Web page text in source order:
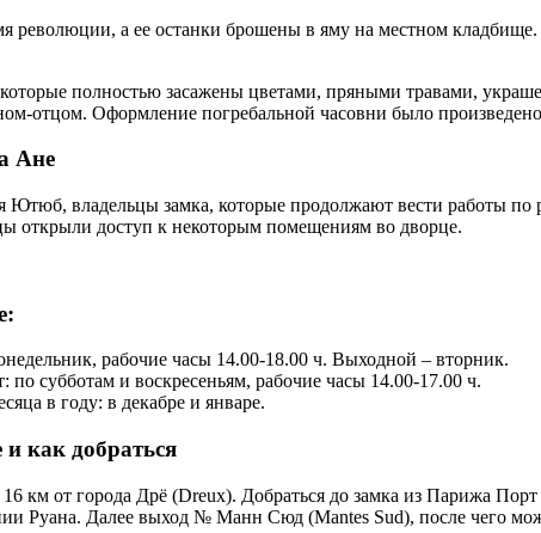
революции, а ее останки брошены в яму на местном
полностью засажены цветами, пряными травами,
отцом. Оформление погребальной часовни было
Ане
владельцы замка, которые продолжают вести работы по
открыли доступ к некоторым помещениям во дворце.
рабочие часы 14.00-18.00 ч. Выходной – вторник.
по субботам и воскресеньям, рабочие часы 14.00-17.00 ч.
в году: в декабре и январе.
и как добраться
км от города Дрё (Dreux). Добраться до замка из Парижа
Руана. Далее выход № Манн Сюд (Mantes Sud), после чего